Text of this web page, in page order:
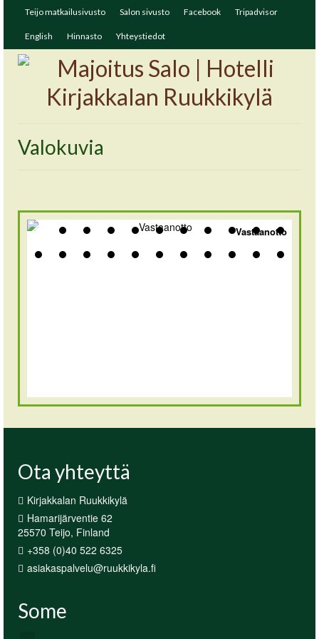
Teijo matkailusivusto Salon sivusto Facebook Tripadvisor
English Hinnasto Yhteystiedot
Valokuvia
Vastaanotto
Ota yhteyttä
Kirjakkalan Ruukkikylä
Hamarijärventie 62
25570 Teijo, Finland
+358 (0)40 522 6325
asiakaspalvelu@ruukkikyla.fi
Some